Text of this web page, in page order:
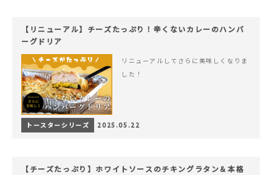
【リニューアル】チーズたっぷり！辛くないカレーのハンバ
ーグドリア
リニューアルしてさらに美味しくなりま
した！
トースターシリーズ 2025.05.22
【チーズたっぷり】ホワイトソースのチキングラタン＆本格